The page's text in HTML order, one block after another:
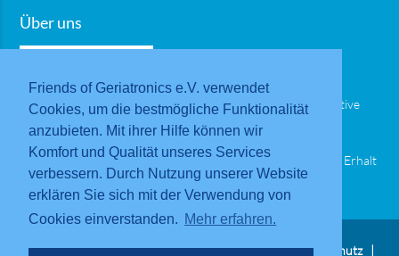
Friends of Geriatronics e.V. verwendet
Cookies, um die bestmögliche Funktionalität
anzubieten. Mit ihrer Hilfe können wir
Komfort und Qualität unseres Services
verbessern. Durch Nutzung unserer Website
erklären Sie sich mit der Verwendung von
Cookies einverstanden. Mehr erfahren.
Über uns
Ziel und Vereinszweck des Friends of Geriatronics e.V. ist die
Unterstützung und die Kommunikation der Leuchtturminitative
Geriatronik, also dem Einsatz von Robotik, Mechatronik und
Besonderer Fokus liegt hier auf der Unterstützung und dem Erhalt
der Selbstbestimmung im Alter.
© Friends of Geriatronics e.V. Impressum Datenschutz